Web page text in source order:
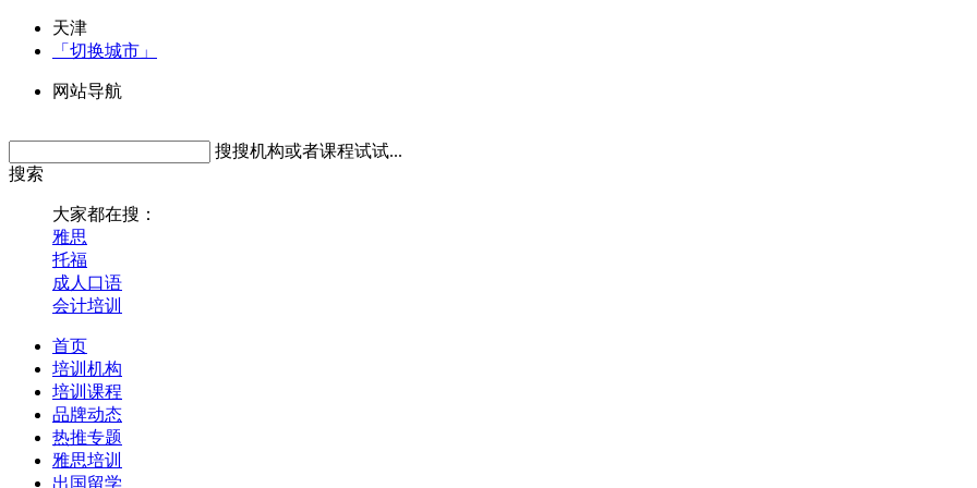
天津
「切换城市」
网站导航
搜搜机构或者课程试试...
搜索
大家都在搜：
雅思
托福
成人口语
会计培训
首页
培训机构
培训课程
品牌动态
热推专题
雅思培训
出国留学